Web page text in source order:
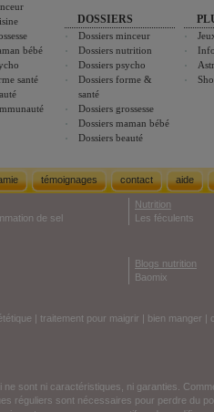
bébé
santé
DOSSIERS
Dossiers minceur
Dossiers nutrition
Dossiers psycho
Dossiers forme &
santé
Dossiers grossesse
Dossiers maman bébé
Dossiers beauté
témoignages contact aide
de sel
Nutrition
Les féculents
Blogs nutrition
Baomix
| traitement pour maigrir | bien manger |
sont ni caractéristiques, ni garanties.
réguliers sont nécessaires pour perdre du